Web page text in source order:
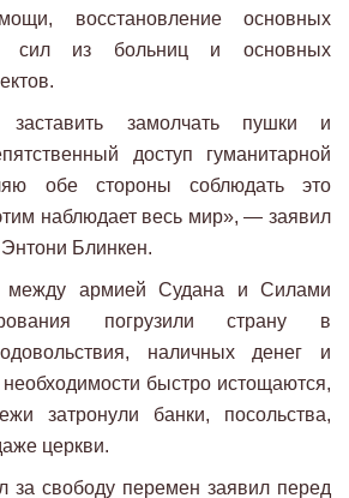
восстановление основных
из больниц и основных
замолчать пушки и
доступ гуманитарной
обе стороны соблюдать это
наблюдает весь мир», — заявил
Блинкен.
между армией Судана и Силами
погрузили страну в
наличных денег и
быстро истощаются,
затронули банки, посольства,
церкви.
за свободу перемен заявил перед